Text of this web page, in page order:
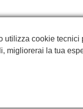
utilizza cookie
migliorerai la tua